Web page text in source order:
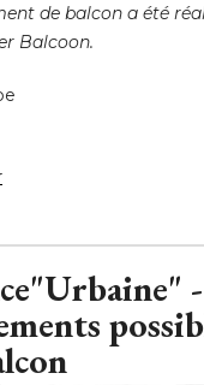
de balcon a été
Balcoon.